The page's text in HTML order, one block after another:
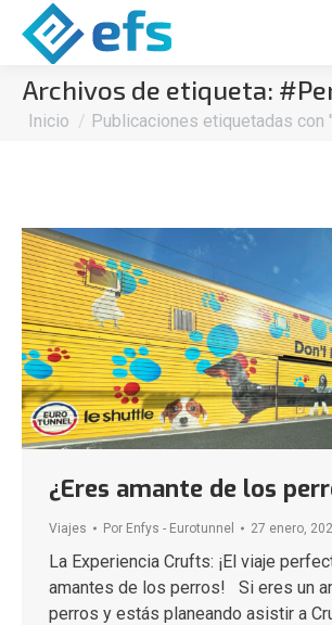
Archivos de etiqueta:
Estás aquí:
Inicio Publicaciones etiquetadas con
¿Eres amante de los
Viajes Por Enfys - Eurotunnel 27 enero,
La Experiencia Crufts: ¡El viaje
amantes de los perros! Si eres un
perros y estás planeando asistir a